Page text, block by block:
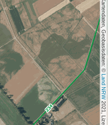
, Kartendaten, Geobasisdaten: ©
Land NRW
2021, Lizenz